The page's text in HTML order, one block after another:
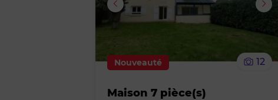
Nouveauté 12
Maison 7 pièce(s)